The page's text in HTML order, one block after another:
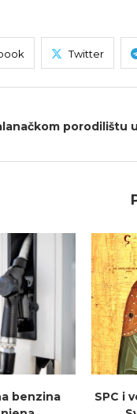
Twitter
porodilištu
benzina
SPC i